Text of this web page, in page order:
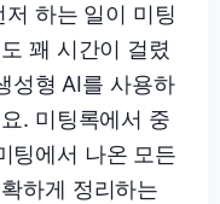
하는 일이 미팅
꽤 시간이 걸렸
성형 AI를 사용하
. 미팅록에서 중
팅에서 나온 모든
하게 정리하는